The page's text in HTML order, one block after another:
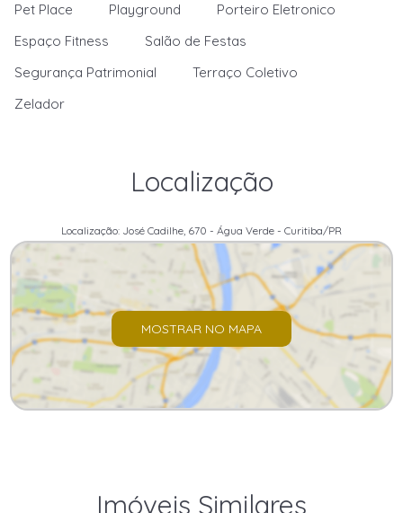
Pet Place
Playground
Porteiro Eletronico
Espaço Fitness
Salão de Festas
Segurança Patrimonial
Terraço Coletivo
Zelador
Localização
Localização: José Cadilhe, 670 - Água Verde - Curitiba/PR
MOSTRAR NO MAPA
Imóveis Similares